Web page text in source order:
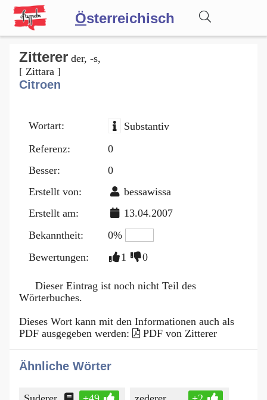
Österreichisch
Wörterbuch
Forum
Blog
Zitterer der, -s,
[ Zittara ]
Citroen
Wortart:
Substantiv
Referenz:
0
Besser:
0
Erstellt von:
bessawissa
Erstellt am:
13.04.2007
Bekanntheit:
0%
Bewertungen:
1 0
Dieser Eintrag ist noch nicht Teil des
Wörterbuches.
Dieses Wort kann mit den Informationen auch als
PDF ausgegeben werden:
PDF von Zitterer
Ähnliche Wörter